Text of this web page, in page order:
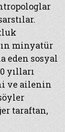
minyatür
eden sosyal
yılları
ve ailenin
taraftan,